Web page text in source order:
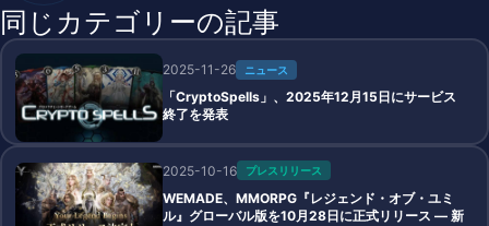
同じカテゴリーの記事
2025-11-26 ニュース
「CryptoSpells」、2025年12月15日にサービス
終了を発表
2025-10-16 プレスリリース
WEMADE、MMORPG『レジェンド・オブ・ユミ
ル』グローバル版を10月28日に正式リリース ― 新